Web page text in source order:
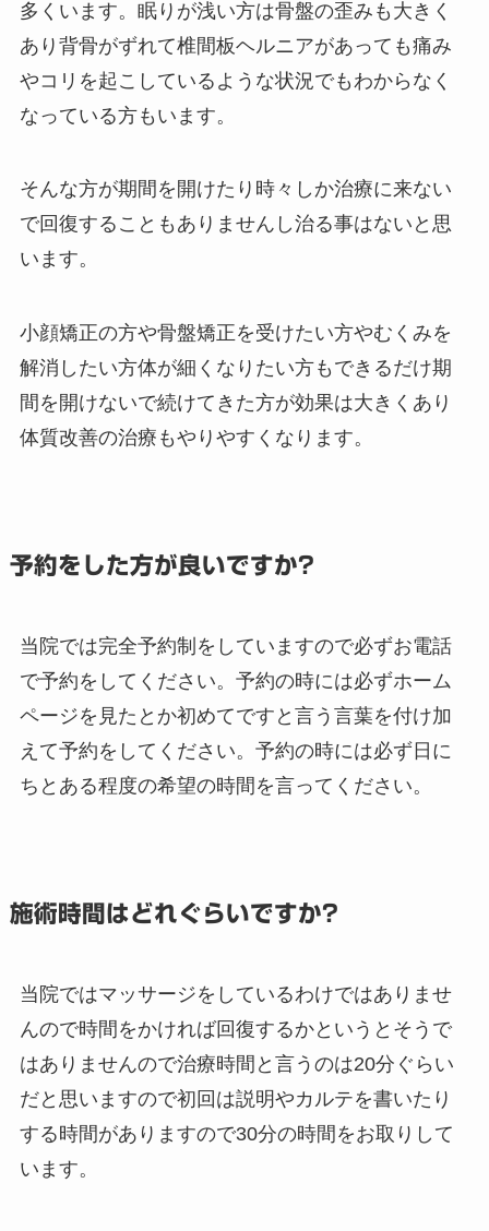
多くいます。眠りが浅い方は骨盤の歪みも大きく
あり背骨がずれて椎間板ヘルニアがあっても痛み
やコリを起こしているような状況でもわからなく
なっている方もいます。
そんな方が期間を開けたり時々しか治療に来ない
で回復することもありませんし治る事はないと思
います。
小顔矯正の方や骨盤矯正を受けたい方やむくみを
解消したい方体が細くなりたい方もできるだけ期
間を開けないで続けてきた方が効果は大きくあり
体質改善の治療もやりやすくなります。
予約をした方が良いですか?
当院では完全予約制をしていますので必ずお電話
で予約をしてください。予約の時には必ずホーム
ページを見たとか初めてですと言う言葉を付け加
えて予約をしてください。予約の時には必ず日に
ちとある程度の希望の時間を言ってください。
施術時間はどれぐらいですか?
当院ではマッサージをしているわけではありませ
んので時間をかければ回復するかというとそうで
はありませんので治療時間と言うのは20分ぐらい
だと思いますので初回は説明やカルテを書いたり
する時間がありますので30分の時間をお取りして
います。